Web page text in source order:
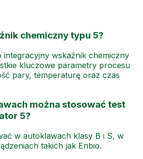
chemiczny typu 5?
integracyjny wskaźnik chemiczny
kluczowe parametry procesu
pary, temperaturę oraz czas
można stosować test
5?
w autoklawach klasy B i S, w
takich jak Enbio.